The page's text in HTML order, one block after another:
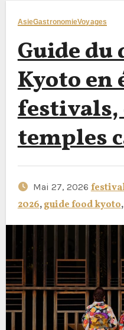
AsieGastronomieVoyages
Guide du
Kyoto en
festivals,
temples
Mai 27, 2026
2026,guide food kyoto